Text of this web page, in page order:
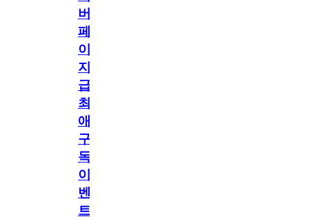
버
페
이
지
급!
최
애
구
독
이
벤
트